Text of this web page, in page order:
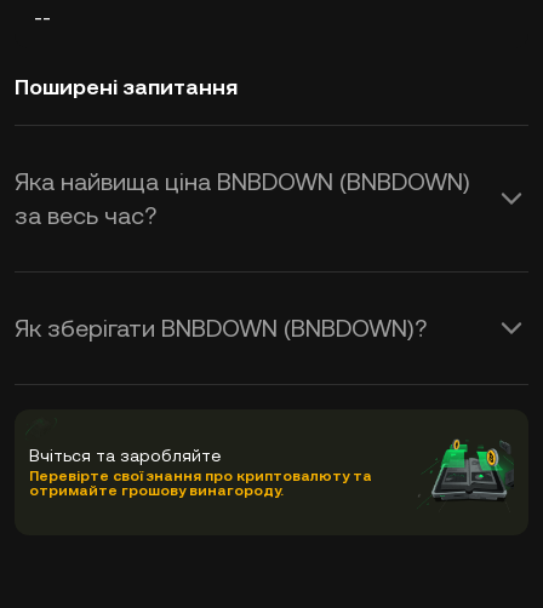
--
Поширені запитання
Яка найвища ціна BNBDOWN (BNBDOWN)
за весь час?
Як зберігати BNBDOWN (BNBDOWN)?
Вчіться та заробляйте
Перевірте свої знання про криптовалюту та
отримайте грошову винагороду.